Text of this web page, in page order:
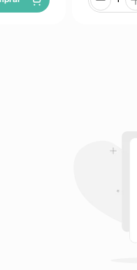
olhos secos, inchaço
(cansaço visual),